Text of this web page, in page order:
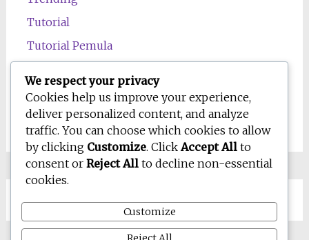
Tutorial
Tutorial Pemula
Wawasan
Wellness
We respect your privacy
Cookies help us improve your experience,
deliver personalized content, and analyze
traffic. You can choose which cookies to allow
by clicking Customize. ClickAccept All to
consent or Reject All to decline non-essential
cookies.
Customize